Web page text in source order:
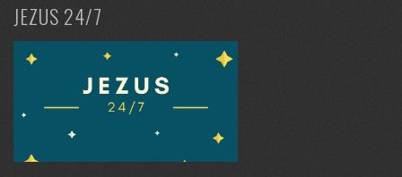
JEZUS 24/7